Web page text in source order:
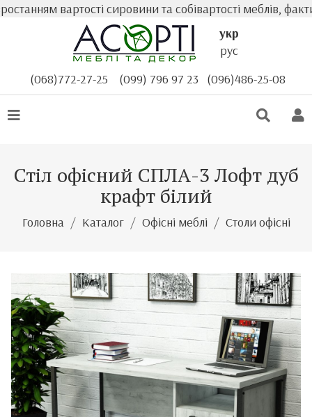
вартості сировини та собівартості меблів,
укр
рус
(068)772-27-25
(099) 796 97 23 (096)486-25-08
Стіл офісний СПЛА-3 Лофт дуб
крафт білий
Головна Каталог Офісні меблі Столи офісні